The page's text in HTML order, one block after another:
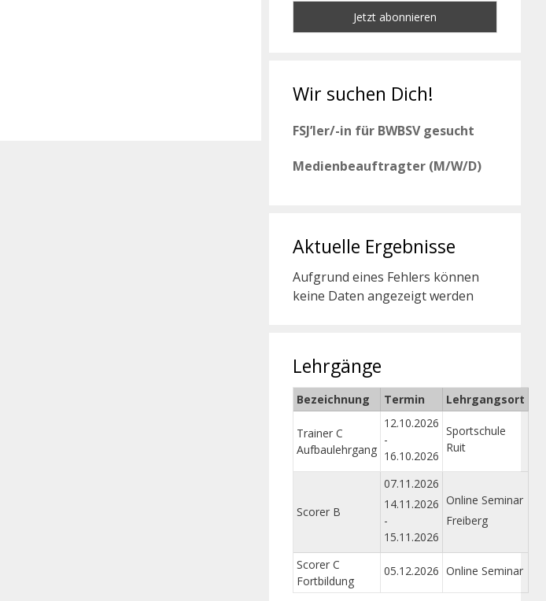
Wir suchen Dich!
FSJ’ler/-in für BWBSV gesucht
Medienbeauftragter (M/W/D)
Aktuelle Ergebnisse
Aufgrund eines Fehlers können
keine Daten angezeigt werden
Lehrgänge
Bezeichnung Termin Lehrgangsort
Trainer C
Aufbaulehrgang
12.10.2026
-
16.10.2026
Sportschule
Ruit
Scorer B
07.11.2026
14.11.2026
-
15.11.2026
Online Seminar
Freiberg
Scorer C
Fortbildung
05.12.2026 Online Seminar